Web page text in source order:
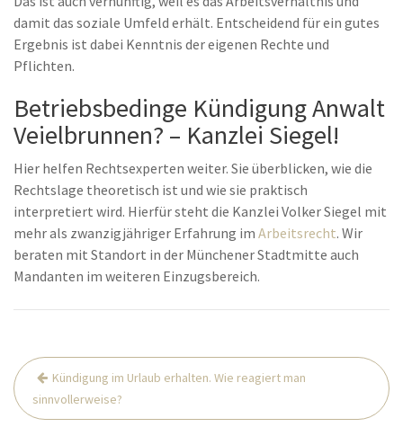
damit das soziale Umfeld erhält. Entscheidend für ein gutes
Ergebnis ist dabei Kenntnis der eigenen Rechte und
Pflichten.
Betriebsbedinge Kündigung Anwalt
Veielbrunnen? – Kanzlei Siegel!
Hier helfen Rechtsexperten weiter. Sie überblicken, wie die
Rechtslage theoretisch ist und wie sie praktisch
interpretiert wird. Hierfür steht die Kanzlei Volker Siegel mit
mehr als zwanzigjähriger Erfahrung im Arbeitsrecht. Wir
beraten mit Standort in der Münchener Stadtmitte auch
Mandanten im weiteren Einzugsbereich.
Beitrags-
Navigation
Kündigung im Urlaub erhalten. Wie reagiert man
sinnvollerweise?